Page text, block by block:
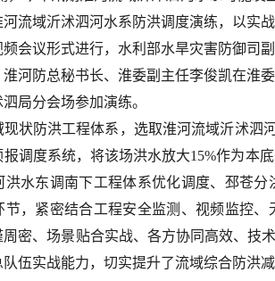
河流域沂沭泗河水系防洪调度演练，以实
会议形式进行，水利部水旱灾害防御司
河防总秘书长、淮委副主任李俊凯在淮
局分会场参加演练。
状防洪工程体系，选取淮河流域沂沭泗
调度系统，将该场洪水放大15%作为本
洪水东调南下工程体系优化调度、邳苍
节，紧密结合工程安全监测、视频监控
密、场景贴合实战、各方协同高效、技
伍实战能力，切实提升了流域综合防洪